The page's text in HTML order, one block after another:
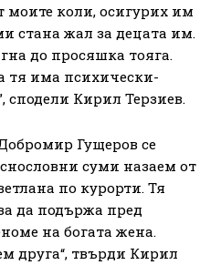
моите коли, осигурих им
стана жал за децата им.
до просяшка тояга.
тя има психически-
сподели Кирил Терзиев.
Гущеров се
суми назаем от
по курорти. Тя
да подържа пред
на богата жена.
друга“, твърди Кирил